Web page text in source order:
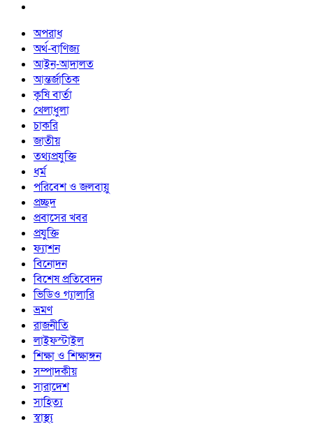
অপরাধ
অর্থ-বাণিজ্য
আইন-আদালত
আন্তর্জাতিক
কৃষি বার্তা
খেলাধুলা
চাকরি
জাতীয়
তথ্যপ্রযুক্তি
ধর্ম
পরিবেশ ও জলবায়ু
প্রচ্ছদ
প্রবাসের খবর
প্রযুক্তি
ফ্যাশন
বিনোদন
বিশেষ প্রতিবেদন
ভিডিও গ্যালারি
ভ্রমণ
রাজনীতি
লাইফস্টাইল
শিক্ষা ও শিক্ষাঙ্গন
সম্পাদকীয়
সারাদেশ
সাহিত্য
স্বাস্থ্য